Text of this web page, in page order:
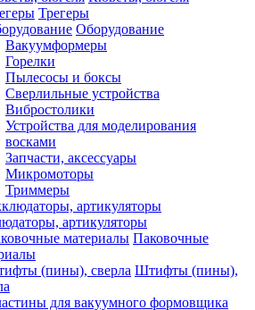
Трегеры
Оборудование
Вакуумформеры
Горелки
Пылесосы и боксы
Сверлильные устройства
Вибростолики
Устройства для моделирования
восками
Запчасти, аксессуары
Микромоторы
Триммеры
артикуляторы
Паковочные
Штифты (пины),